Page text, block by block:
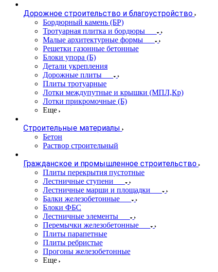
Дорожное строительство и благоустройство
Бордюрный камень (БР)
Тротуарная плитка и бордюры
Малые архитектурные формы
Решетки газонные бетонные
Блоки упора (Б)
Детали укрепления
Дорожные плиты
Плиты тротуарные
Лотки междупутные и крышки (МПЛ,Кр)
Лотки прикромочные (Б)
Еще
Строительные материалы
Бетон
Раствор строительный
Гражданское и промышленное строительство
Плиты перекрытия пустотные
Лестничные ступени
Лестничные марши и площадки
Балки железобетонные
Блоки ФБС
Лестничные элементы
Перемычки железобетонные
Плиты парапетные
Плиты ребристые
Прогоны железобетонные
Еще